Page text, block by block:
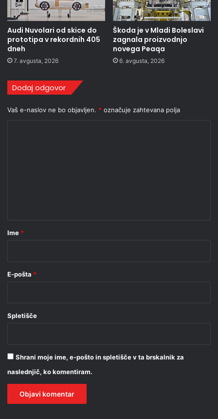
Audi Nuvolari od skice do
prototipa v rekordnih 405
dneh
7. avgusta, 2026
Škoda je v Mladi Boleslavi
zagnala proizvodnjo
novega Peaqa
6. avgusta, 2026
Dodaj odgovor
Vaš e-naslov ne bo objavljen. * označuje zahtevana polja
rIme *
E-pošta *
Spletišče
Shrani moje ime, e-pošto in spletišče v ta brskalnik za
naslednjič, ko komentiram.